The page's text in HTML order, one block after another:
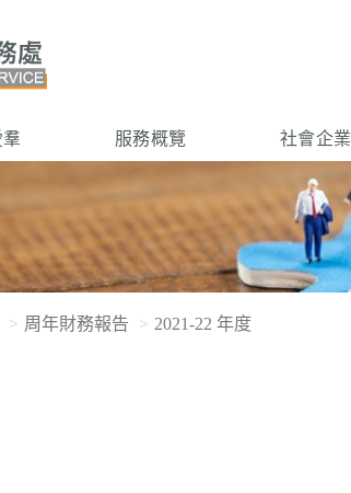
服務概覽 社會企業
周年財務報告 2021-22 年度